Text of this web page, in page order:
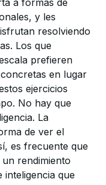
a formas de
y les
resolviendo
Los que
prefieren
en lugar
ejercicios
No hay que
La
de ver el
es frecuente que
rendimiento
inteligencia que